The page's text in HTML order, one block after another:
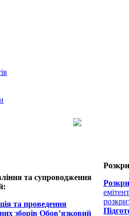
та супроводження
та проведення
зборів Обов’язковий